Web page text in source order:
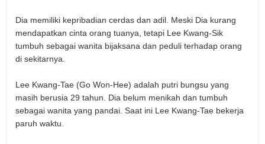
Dia memiliki kepribadian cerdas dan adil. Meski Dia kurang
mendapatkan cinta orang tuanya, tetapi Lee Kwang-Sik
tumbuh sebagai wanita bijaksana dan peduli terhadap orang
di sekitarnya.
Lee Kwang-Tae (Go Won-Hee) adalah putri bungsu yang
masih berusia 29 tahun. Dia belum menikah dan tumbuh
sebagai wanita yang pandai. Saat ini Lee Kwang-Tae bekerja
paruh waktu.